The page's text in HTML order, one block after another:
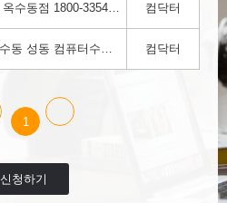
옥수동 컴퓨터수리 컴닥터!! 옥수동점 1800-3354 컴닥터
[서울]서울특별시 성동구 옥수동 성동 컴퓨터수리 컴닥터!!! 1800-3354 컴닥터
1
신청하기